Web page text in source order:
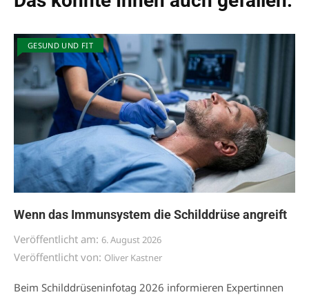
GESUND UND FIT
Wenn das Immunsystem die Schilddrüse angreift
Veröffentlicht am: 6. August 2026
Veröffentlicht von: Oliver Kastner
Beim Schilddrüseninfotag 2026 informieren Expertinnen